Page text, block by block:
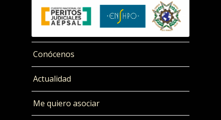
Conócenos
Actualidad
Me quiero asociar